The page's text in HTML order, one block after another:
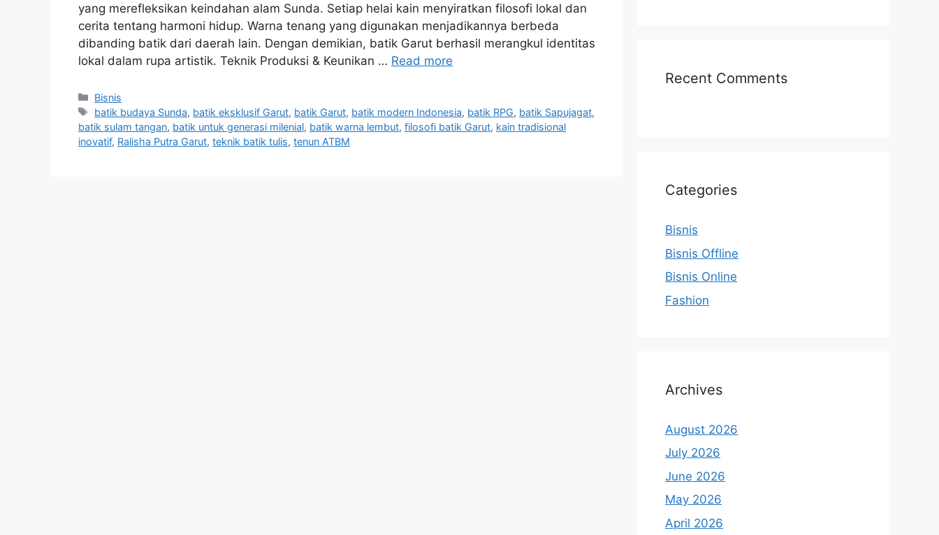
yang merefleksikan keindahan alam Sunda. Setiap helai kain menyiratkan filosofi lokal dan
cerita tentang harmoni hidup. Warna tenang yang digunakan menjadikannya berbeda
dibanding batik dari daerah lain. Dengan demikian, batik Garut berhasil merangkul identitas
lokal dalam rupa artistik. Teknik Produksi & Keunikan … Read more
Categories
Bisnis
Tags
batik budaya Sunda, batik eksklusif Garut, batik Garut, batik modern Indonesia, batik RPG, batik Sapujagat,
batik sulam tangan, batik untuk generasi milenial, batik warna lembut, filosofi batik Garut, kain tradisional
inovatif, Ralisha Putra Garut, teknik batik tulis, tenun ATBM
Recent Comments
Categories
Bisnis
Bisnis Offline
Bisnis Online
Fashion
Archives
August 2026
July 2026
June 2026
May 2026
April 2026